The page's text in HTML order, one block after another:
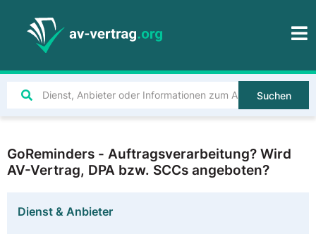
Suchen
GoReminders - Auftragsverarbeitung? Wird
AV-Vertrag, DPA bzw. SCCs angeboten?
Dienst & Anbieter